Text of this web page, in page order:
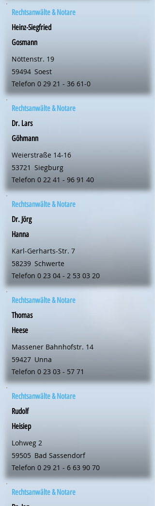
Rechtsanwälte & Notare
Heinz-Siegfried
Gosmann
Nöttenstr. 19
59494 Soest
Telefon 0 29 21 - 36 61-0
Rechtsanwälte & Notare
Dr. Lars
Göhmann
Weierstraße 14-16
53721 Siegburg
Telefon 0 22 41 - 96 91 40
Rechtsanwälte & Notare
Dr. Jörg
Hanna
Karl-Gerharts-Str. 7
58239 Schwerte
Telefon 0 23 04 - 2 53 03 20
Rechtsanwälte & Notare
Thomas
Heese
Massener Bahnhofstr. 14
59427 Unna
Telefon 0 23 03 - 57 71
Rechtsanwälte & Notare
Rudolf
Heisiep
Lohweg 2
59505 Bad Sassendorf
Telefon 0 29 21 - 6 63 90 70
Rechtsanwälte & Notare